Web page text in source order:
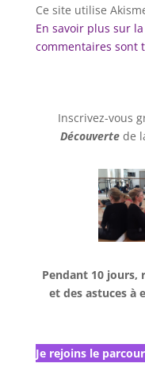
Ce site utilise
En savoir plus sur
commentaires sont
Inscrivez-vous
Découvertede
Pendant 10 jours,
et des astuces à
Je rejoins le